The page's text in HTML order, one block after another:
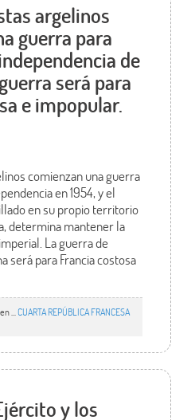
argelinos
guerra para
de
será para
e impopular.
comienzan una guerra
en 1954, y el
en su propio territorio
determina mantener la
La guerra de
será para Francia costosa
... CUARTA REPÚBLICA FRANCESA
y los